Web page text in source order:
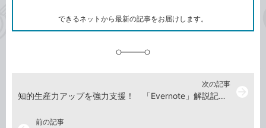
ク
できるネットから最新の記事をお届けします。
前の記事
次の記事
知的生産力アップを強力支援！ 「Evernote」解説記事の連載スタート